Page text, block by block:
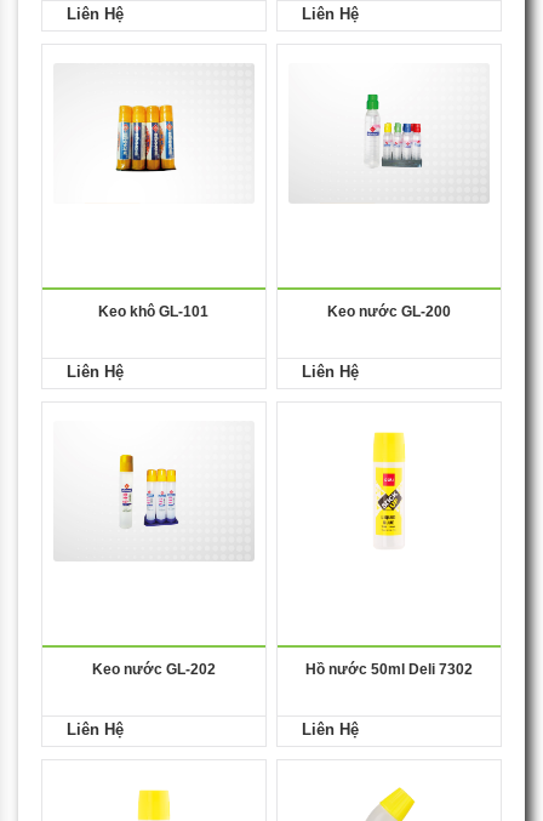
Liên Hệ Liên Hệ
Keo khô GL-101
Liên Hệ
Keo nước GL-200
Liên Hệ
Keo nước GL-202
Liên Hệ
Hồ nước 50ml Deli 7302
Liên Hệ